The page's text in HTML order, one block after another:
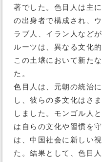
著でした。色目人は主
の出身者で構成され、
ラブ人、イラン人など
ルーツは、異なる文化
この土壌において新た
た。
色目人は、元朝の統治
し、彼らの多文化はさ
しました。モンゴル人
は自らの文化や習慣を
は、中国社会に新しい
た。結果として、色目